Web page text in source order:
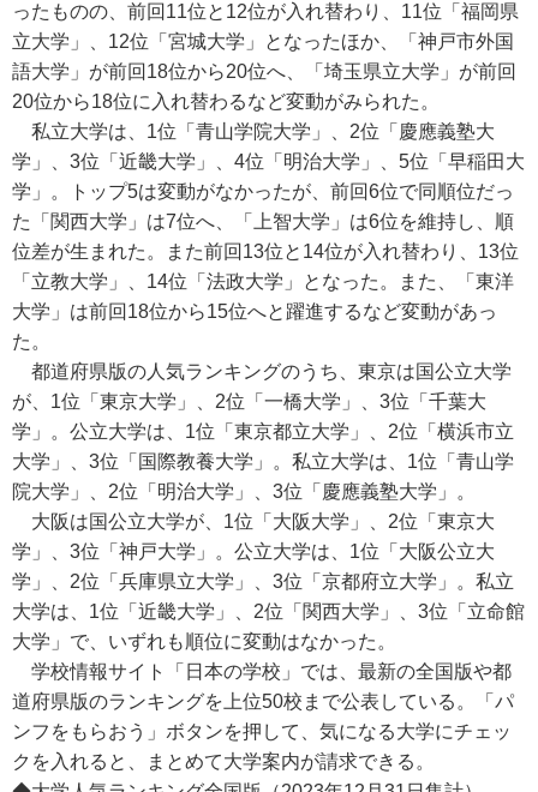
ったものの、前回11位と12位が入れ替わり、11位「福岡県
立大学」、12位「宮城大学」となったほか、「神戸市外国
語大学」が前回18位から20位へ、「埼玉県立大学」が前回
20位から18位に入れ替わるなど変動がみられた。
私立大学は、1位「青山学院大学」、2位「慶應義塾大
学」、3位「近畿大学」、4位「明治大学」、5位「早稲田大
学」。トップ5は変動がなかったが、前回6位で同順位だっ
た「関西大学」は7位へ、「上智大学」は6位を維持し、順
位差が生まれた。また前回13位と14位が入れ替わり、13位
「立教大学」、14位「法政大学」となった。また、「東洋
大学」は前回18位から15位へと躍進するなど変動があっ
た。
都道府県版の人気ランキングのうち、東京は国公立大学
が、1位「東京大学」、2位「一橋大学」、3位「千葉大
学」。公立大学は、1位「東京都立大学」、2位「横浜市立
大学」、3位「国際教養大学」。私立大学は、1位「青山学
院大学」、2位「明治大学」、3位「慶應義塾大学」。
大阪は国公立大学が、1位「大阪大学」、2位「東京大
学」、3位「神戸大学」。公立大学は、1位「大阪公立大
学」、2位「兵庫県立大学」、3位「京都府立大学」。私立
大学は、1位「近畿大学」、2位「関西大学」、3位「立命館
大学」で、いずれも順位に変動はなかった。
学校情報サイト「日本の学校」では、最新の全国版や都
道府県版のランキングを上位50校まで公表している。「パ
ンフをもらおう」ボタンを押して、気になる大学にチェッ
クを入れると、まとめて大学案内が請求できる。